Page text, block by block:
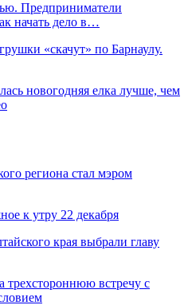
Предприниматели
начать дело в…
«скачут» по Барнаулу.
новогодняя елка лучше, чем
региона стал мэром
к утру 22 декабря
края выбрали главу
трехстороннюю встречу с